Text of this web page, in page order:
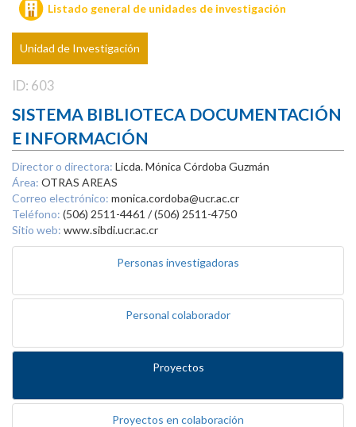
Listado general de unidades de investigación
Unidad de Investigación
ID: 603
SISTEMA BIBLIOTECA DOCUMENTACIÓN
E INFORMACIÓN
Director o directora: Licda. Mónica Córdoba Guzmán
Área: OTRAS AREAS
Correo electrónico: monica.cordoba@ucr.ac.cr
Teléfono: (506) 2511-4461 / (506) 2511-4750
Sitio web: www.sibdi.ucr.ac.cr
Personas investigadoras
Personal colaborador
Proyectos
Proyectos en colaboración